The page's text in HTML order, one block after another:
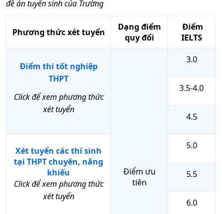
đề án tuyển sinh của Trường
Phương thức xét tuyển
Dạng điểm
quy đổi
Điểm
IELTS
Điểm thi tốt nghiệp
THPT
Click để xem phương thức
xét tuyển
Điểm ưu
tiên
3.0
3.5-4.0
4.5
Xét tuyển các thí sinh
tại THPT chuyên, năng
khiếu
Click để xem phương thức
xét tuyển
5.0
5.5
6.0